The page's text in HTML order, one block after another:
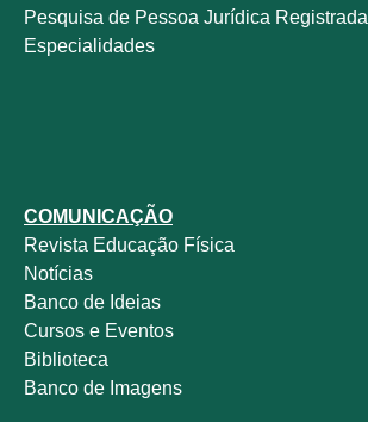
Pesquisa de Pessoa Jurídica Registrada
Especialidades
COMUNICAÇÃO
Revista Educação Física
Notícias
Banco de Ideias
Cursos e Eventos
Biblioteca
Banco de Imagens